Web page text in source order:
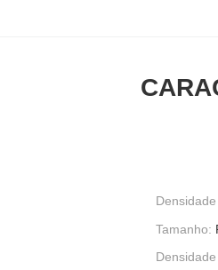
Tamanho: